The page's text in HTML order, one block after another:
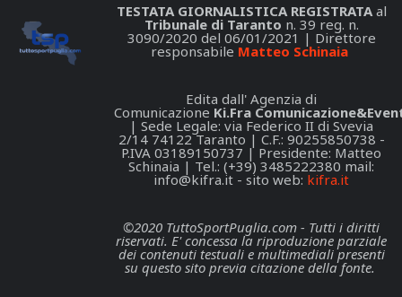
TESTATA GIORNALISTICA REGISTRATAal
Tribunale di Taranto n. 39 reg. n.
3090/2020 del 06/01/2021 | Direttore
responsabile Matteo Schinaia
Edita dall' Agenzia di
Comunicazione Ki.Fra
| Sede Legale: via Federico II di Svevia
2/14 74122 Taranto | C.F.: 90255850738 -
P.IVA 03189150737 | Presidente: Matteo
Schinaia | Tel.: (+39) 3485222380 mail:
info@kifra.it - sito web: kifra.it
©2020 TuttoSportPuglia.com - Tutti i diritti
riservati. E' concessa la riproduzione parziale
dei contenuti testuali e multimediali presenti
su questo sito previa citazione della fonte.